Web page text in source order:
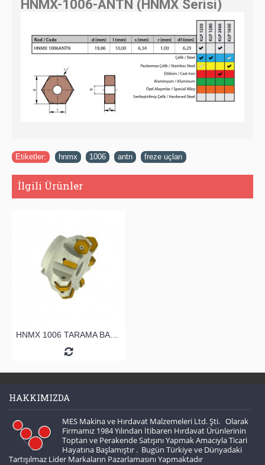
HNMX-1006-ANTN (HNMX Serisi)
Etiketler: hnmx 1006 antn freze uçları
İlgili Ürünler
HAKKIMIZDA
MES Makina ve Hırdavat Malzemeleri Ltd. Şti. Olarak
Firmamız 1984 Yılından İtibaren Hırdavat Ürünlerinin
Toptan ve Perakende Satışını Yapmak Amacıyla Ticari
Hayatına Başlamıştır . Bugün Türkiye ve Dünyadaki
Tartışılmaz Lider Markaların Pazarlamasını Yapmaktadır